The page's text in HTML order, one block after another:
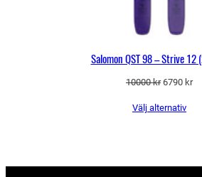
Salomon QST 98 – Strive 12
10000kr Det
priset
6790 krDet
Välj alternativ